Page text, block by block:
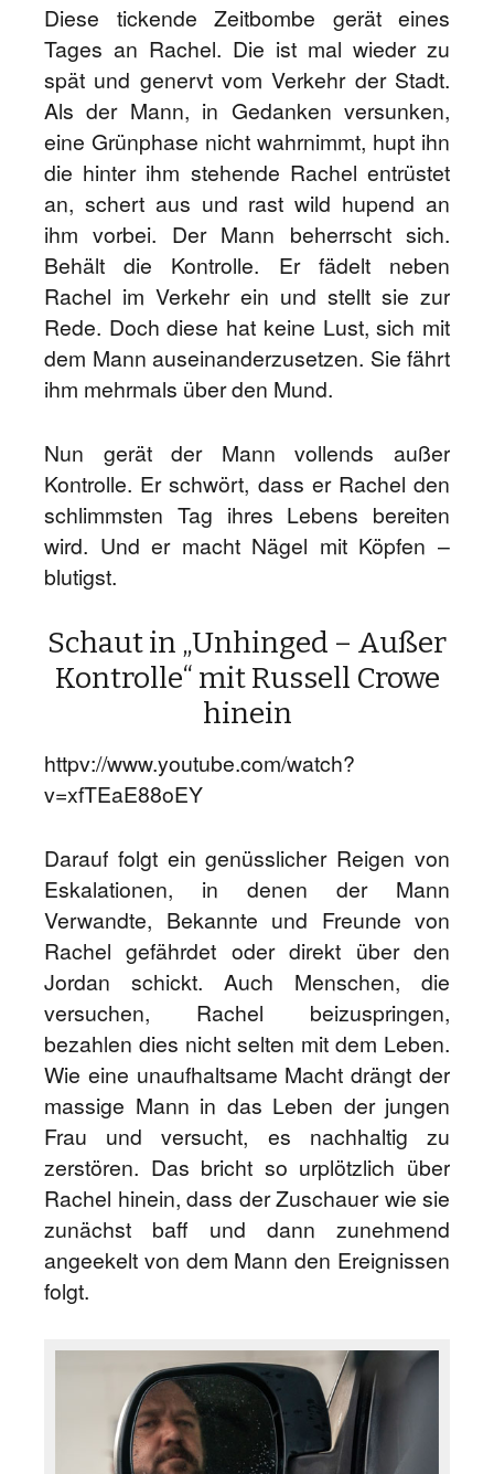
Diese tickende Zeitbombe gerät eines
Tages an Rachel. Die ist mal wieder zu
spät und genervt vom Verkehr der Stadt.
Als der Mann, in Gedanken versunken,
eine Grünphase nicht wahrnimmt, hupt ihn
die hinter ihm stehende Rachel entrüstet
an, schert aus und rast wild hupend an
ihm vorbei. Der Mann beherrscht sich.
Behält die Kontrolle. Er fädelt neben
Rachel im Verkehr ein und stellt sie zur
Rede. Doch diese hat keine Lust, sich mit
dem Mann auseinanderzusetzen. Sie fährt
ihm mehrmals über den Mund.
Nun gerät der Mann vollends außer
Kontrolle. Er schwört, dass er Rachel den
schlimmsten Tag ihres Lebens bereiten
wird. Und er macht Nägel mit Köpfen –
blutigst.
Schaut in „Unhinged – Außer
Kontrolle“ mit Russell Crowe
hinein
httpv://www.youtube.com/watch?
v=xfTEaE88oEY
Darauf folgt ein genüsslicher Reigen von
Eskalationen, in denen der Mann
Verwandte, Bekannte und Freunde von
Rachel gefährdet oder direkt über den
Jordan schickt. Auch Menschen, die
versuchen, Rachel beizuspringen,
bezahlen dies nicht selten mit dem Leben.
Wie eine unaufhaltsame Macht drängt der
massige Mann in das Leben der jungen
Frau und versucht, es nachhaltig zu
zerstören. Das bricht so urplötzlich über
Rachel hinein, dass der Zuschauer wie sie
zunächst baff und dann zunehmend
angeekelt von dem Mann den Ereignissen
folgt.